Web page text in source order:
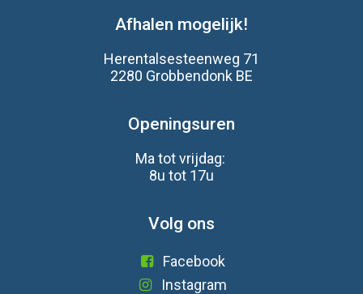
Afhalen mogelijk!
Herentalsesteenweg 71
2280 Grobbendonk BE
Openingsuren
Ma tot vrijdag:
8u tot 17u
Volg ons
Facebook
Instagram